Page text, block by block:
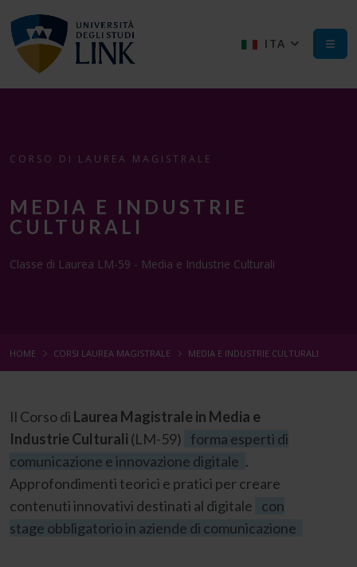
ITA
CORSO DI LAUREA MAGISTRALE
MEDIA E INDUSTRIE
CULTURALI
Classe di Laurea LM-59 - Media e Industrie Culturali
HOME CORSI LAUREA MAGISTRALE MEDIA E INDUSTRIE CULTURALI
Il Corso di Laurea Magistrale in Media e
Industrie Culturali (LM-59) forma esperti di
comunicazione e innovazione digitale .
Approfondimenti teorici e pratici per creare
contenuti innovativi destinati al digitale con
stage obbligatorio in aziende di comunicazione